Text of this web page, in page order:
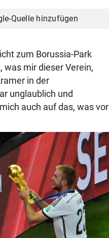
Quelle hinzufügen
zum Borussia-Park
was mir dieser Verein,
in der
unglaublich und
auch auf das, was vor